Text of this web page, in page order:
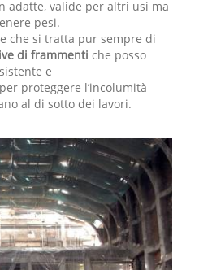
adatte, valide per altri usi ma
pesi.
che si tratta pur sempre di
di frammenti che posso
e
proteggere l’incolumità
al di sotto dei lavori.